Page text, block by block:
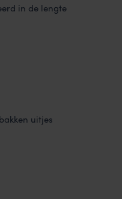
in de lengte
uitjes